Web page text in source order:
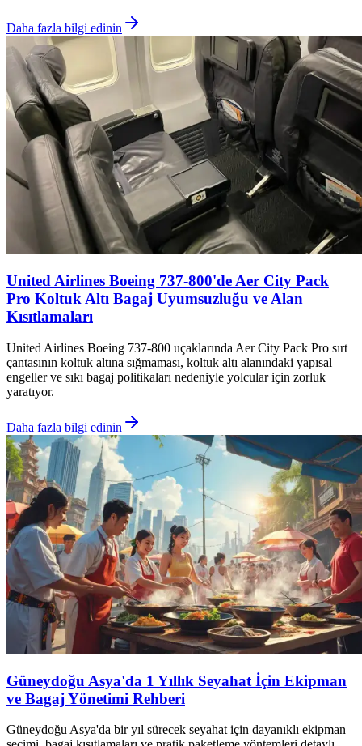
Daha fazla bilgi edinin
United Airlines Boeing 737-800'de Aer City Pack
Pro Koltuk Altı Bagaj Uyumsuzluğu ve Alan
Kısıtlamaları
United Airlines Boeing 737-800 uçaklarında Aer City Pack Pro sırt
çantasının koltuk altına sığmaması, koltuk altı alanındaki yapısal
engeller ve sıkı bagaj politikaları nedeniyle yolcular için zorluk
yaratıyor.
Daha fazla bilgi edinin
Güneydoğu Asya'da 1 Yıllık Seyahat İçin Ekipman
ve Bagaj Yönetimi Rehberi
Güneydoğu Asya'da bir yıl sürecek seyahat için dayanıklı ekipman